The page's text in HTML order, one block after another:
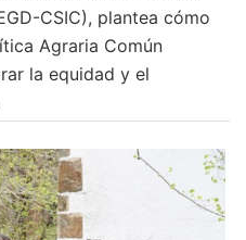
CSIC), plantea cómo
Agraria Común
la equidad y el